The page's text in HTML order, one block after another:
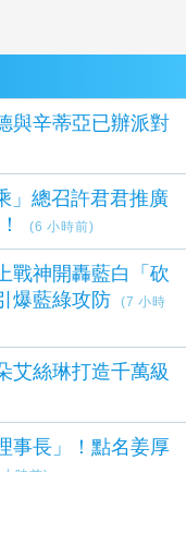
與辛蒂亞已辦派對
」總召許君君推廣
(6 小時前)
戰神開轟藍白「砍
爆藍綠攻防
(7 小時
絲琳打造千萬級
事長」！點名姜厚
時前)